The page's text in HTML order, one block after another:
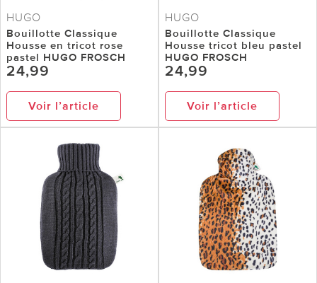
HUGO
Bouillotte Classique
Housse en tricot rose
pastel HUGO FROSCH
24,99
Voir l’article
HUGO
Bouillotte Classique
Housse tricot bleu pastel
HUGO FROSCH
24,99
Voir l’article